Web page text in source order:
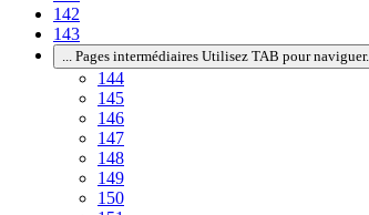
142
143
Pages intermédiaires Utilisez TAB pour naviguer.
144
145
146
147
148
149
150